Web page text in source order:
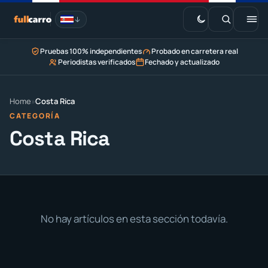
Saltar
contenido
EV · Estaciones de carga
Pruebas 100% independientes
Probado en carretera real
Periodistas verificados
Fechado y actualizado
Home»Costa Rica
CATEGORÍA
Costa Rica
No hay artículos en esta sección todavía.